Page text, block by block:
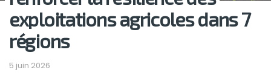
exploitations agricoles dans 7
régions
5 juin 2026